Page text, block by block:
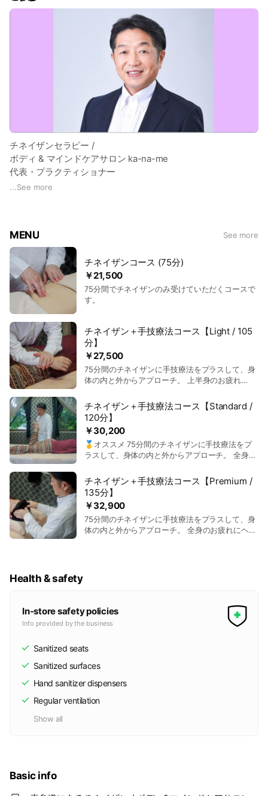
す
ものの見方や行動が変わり、生き生きとしている自分を実感で
の中心概念のこと)に伝わる気功療法が起源と言われていま
す。内臓と感情を総合的に扱う優れた民間療法をタオの世界的
権威である謝明徳(マンタック・チア)老師が、大内雅弘氏を始
めとする当時のアシスタントたちと、現代医学・生理学・心理
学などと融合し系統的にまとめ上げたものです。古くから伝わ
る生きる智慧を、現代に活かせるように進化させた心と身体、
チネイザンは、ふれあいが希薄になった現代にこそ、多くに
人々から求められる施術です。
チネイザンセラピー /
ボディ & マインドケアサロン ka-na-me
代表・プラクティショナー
大場 寿彦（おおば としひこ）
後、何度か転職を重ね、３０年以上の歳月をビジネスマンとし
て過ごしてきました。
その間、何度も挫折しかけた事があった一方で、大きなミッシ
ョンを担うことも度々あり、満足感を得られたものでしたが、
ある時から『具体的に誰かの役に立っている』という実感が得
られないことに侘しさのようなものも感じていました。
そこで、誰かが喜んでいる様子を直に感じられる仕事が無い
か…と探していたところで行き着いたのがリラクゼーションや
ヒーリングの世界でした。そして、その過程で“チネイザン”の
存在を知り、あらゆる臓器にアプローチすることで、それぞれ
の臓器に宿るさまざまな感情の開放し、奥底に眠るエネルギー
を引き出す手助けをするというユニークなメソッドに強い関心
を覚え、日本チネイザン協会の門を叩くことになります。
現代人の多くは、多かれ少なかれ何某かのストレスに晒されな
がら日々を過ごしていると思います。そうしたストレスを、自
力で跳ね除けたり、上手く回避しながら生きていける人がいる
一方で、回避できずに真正面から受け止め、消化できずに抱え
込んでしまっている人も多いと思います。そうした人たちの一
部は、心療内科のような病院に通うことになる場合があると思
いますが、休息を助言されたり、薬を処方されたりすることは
あっても、根本的な解決方法を示してもらえないということを
です。
い、何か変化を求めている、でも一歩を踏み出すことが出来な
い、という方も少なからずおられるようです。
チネイザンを体験すると、心身の底から生命力が湧き出てくる
のを感じ、その人に必要な思いがけない変化や発見がありま
す。チネイザンは、本来の自分、新しい自分に出会えるヒーリ
ングメソッドです。
する方に寄り添うことができたらなぁ、と思います。
=======================
...See more
MENU See more
￥21,500
チネイザンコース (75分)
75分間でチネイザンのみ受けていただくコースで
す。
￥27,500
チネイザン＋手技療法コース【Light / 105
分】
75分間のチネイザンに手技療法をプラスして、身
体の内と外からアプローチ。 上半身のお疲れ
身(うつ伏せ)をほぐします。
￥30,200
チネイザン＋手技療法コース【Standard /
120分】
🥇オススメ 75分間のチネイザンに手技療法をプ
ラスして、身体の内と外からアプローチ。 全身の
で全身(うつ伏せ&仰向け)をほぐします。
￥32,900
チネイザン＋手技療法コース【Premium /
135分】
75分間のチネイザンに手技療法をプラスして、身
体の内と外からアプローチ。 全身のお疲れにヘッ
Health & safety
In-store safety policies
Info provided by the business
Sanitized seats
Sanitized surfaces
Hand sanitizer dispensers
Regular ventilation
Show all
Basic info